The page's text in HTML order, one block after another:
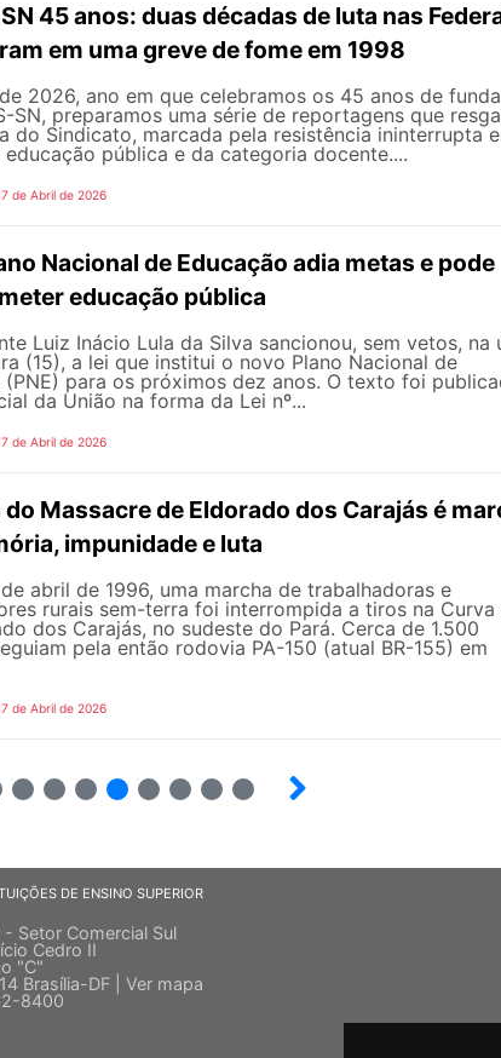
45 anos: duas décadas de luta nas
em uma greve de fome em 1998
2026, ano em que celebramos os 45 anos de
SN, preparamos uma série de reportagens que
do Sindicato, marcada pela resistência ininterrupta
pública e da categoria docente....
de Abril de 2026
Nacional de Educação adia metas e pode
educação pública
Luiz Inácio Lula da Silva sancionou, sem vetos, na
(15), a lei que institui o novo Plano Nacional de
(PNE) para os próximos dez anos. O texto foi
da União na forma da Lei nº...
de Abril de 2026
Massacre de Eldorado dos Carajás é
impunidade e luta
abril de 1996, uma marcha de trabalhadoras e
rurais sem-terra foi interrompida a tiros na Curva
dos Carajás, no sudeste do Pará. Cerca de 1.500
pela então rodovia PA-150 (atual BR-155) em
de Abril de 2026
DE ENSINO SUPERIOR
- Setor Comercial Sul
Cedro II
"C"
Brasília-DF | Ver mapa
8400